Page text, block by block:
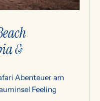
&
Abenteuer am
Feeling